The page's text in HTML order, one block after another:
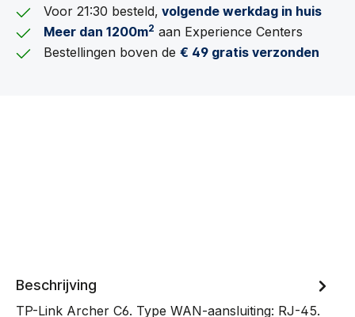
Voor 21:30 besteld, volgende werkdag in huis
Meer dan 1200m2 aan Experience Centers
Bestellingen boven de€ 49 gratis verzonden
Beschrijving
TP-Link Archer C6. Type WAN-aansluiting: RJ-45.